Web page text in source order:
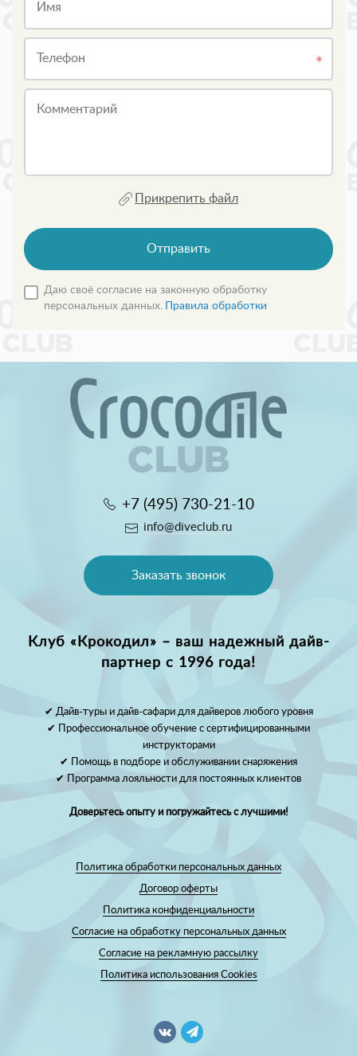
Имя
Телефон
Комментарий
Прикрепить файл
Отправить
Даю своё согласие на законную обработку
персональных данных.
Правила обработки
+7 (495) 730-21-10
info@diveclub.ru
Заказать звонок
Клуб «Крокодил» – ваш надежный дайв-
партнер с 1996 года!
✔ Дайв-туры и дайв-сафари для дайверов любого уровня
✔ Профессиональное обучение с сертифицированными
инструкторами
✔ Помощь в подборе и обслуживании снаряжения
✔ Программа лояльности для постоянных клиентов
Доверьтесь опыту и погружайтесь с лучшими!
Политика обработки персональных данных
Договор оферты
Политика конфиденциальности
Согласие на обработку персональных данных
Согласие на рекламную рассылку
Политика использования Cookies